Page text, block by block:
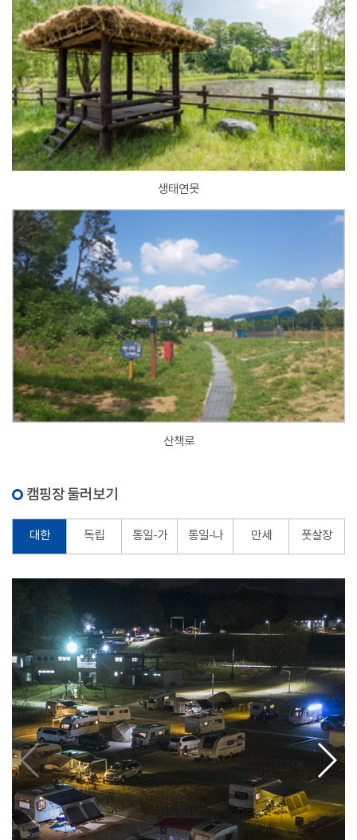
생태연못
산책로
캠핑장 둘러보기
대한 독립 통일-가 통일-나 만세 풋살장